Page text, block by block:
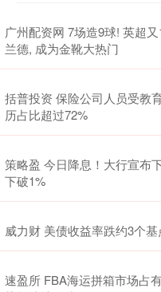
广州配资网 7场造9球! 英超
兰德, 成为金靴大热门
括普投资 保险公司人员受教
历占比超过72%
策略盈 今日降息！大行宣布
下破1%
威力财 美债收益率跌约3个基
速盈所 FBA海运拼箱市场占